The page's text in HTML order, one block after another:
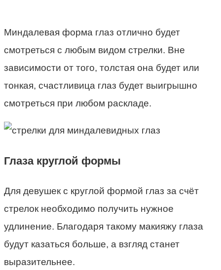
Миндалевая форма глаз отлично будет
смотреться с любым видом стрелки. Вне
зависимости от того, толстая она будет или
тонкая, счастливица глаз будет выигрышно
смотреться при любом раскладе.
Глаза круглой формы
Для девушек с круглой формой глаз за счёт
стрелок необходимо получить нужное
удлинение. Благодаря такому макияжу глаза
будут казаться больше, а взгляд станет
выразительнее.